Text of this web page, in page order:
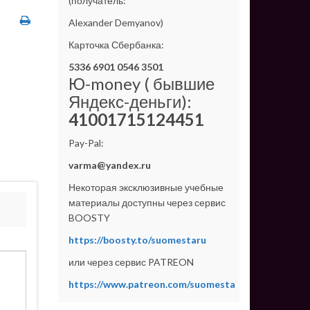
Alexander Demyanov)
Карточка Сбербанка:
5336 6901 0546 3501
Ю-money ( бывшие
Яндекс-деньги):
41001715124451
Pay-Pal:
varma@yandex.ru
Некоторая эксклюзивные учебные
материалы доступны через сервис
BOOSTY
https://boosty.to/suomestaru
или через сервис PATREON
https://www.patreon.com/suomesta